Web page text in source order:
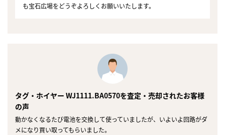
も宝石広場をどうぞよろしくお願いいたします。
タグ・ホイヤー WJ1111.BA0570を査定・売却されたお客様
の声
動かなくなるたび電池を交換して使っていましたが、いよいよ回路がダ
メになり買い取ってもらいました。